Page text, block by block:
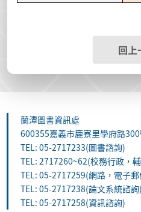
回上
蘭潭圖書資訊處
600355嘉義市鹿寮里學府路
TEL: 05-2717233(圖書諮詢)
TEL: 2717260~62(校務行政，
TEL: 05-2717259(網路，電子郵
TEL: 05-2717238(論文系統諮詢)
TEL: 05-2717258(資訊諮詢)